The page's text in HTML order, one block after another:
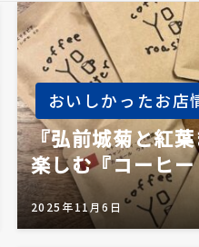
おいしかったお店
『弘前城菊と紅
楽しむ『コーヒ
2025年11月6日